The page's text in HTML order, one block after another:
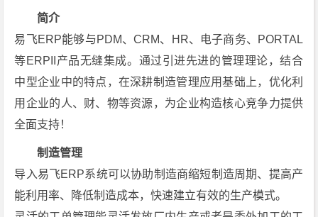
P
7.
0.
2
S
安
简介
易飞ERP能够与PDM、CRM、HR、电子商务、PORTAL
等ERPII产品无缝集成。通过引进先进的管理理论，结合
中型企业中的特点，在深耕制造管理应用基础上，优化利
用企业的人、财、物等资源，为企业构造核心竞争力提供
全面支持！
制造管理
导入易飞ERP系统可以协助制造商缩短制造周期、提高产
能利用率、降低制造成本，快速建立有效的生产模式。